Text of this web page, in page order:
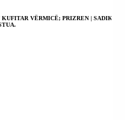
VËRMICË; PRIZREN | SADIK